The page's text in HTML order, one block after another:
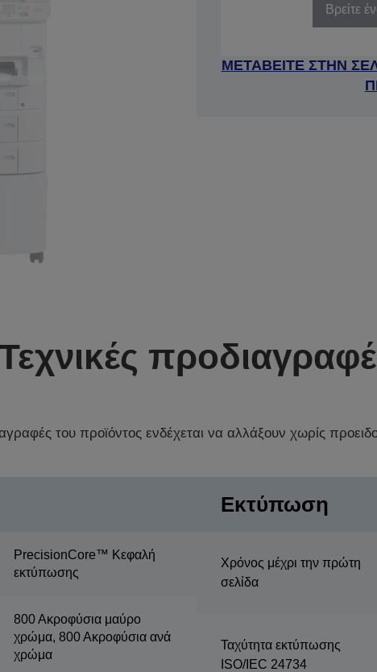
Βρείτε
ΜΕΤΑΒΕΙΤΕ ΣΤΗΝ
του προϊόντος ενδέχεται να αλλάξουν χωρίς
PrecisionCore™ Κεφαλή
εκτύπωσης
800 Ακροφύσια μαύρο
χρώμα, 800 Ακροφύσια ανά
χρώμα
Εκτύπωση
Χρόνος μέχρι την πρώτη
σελίδα
Ταχύτητα εκτύπωσης
ISO/IEC 24734